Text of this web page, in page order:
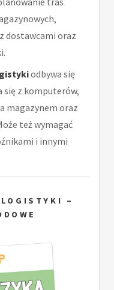
dostawcami oraz
odbywa się
się z komputerów,
magazynem oraz
też wymagać
i innymi
–